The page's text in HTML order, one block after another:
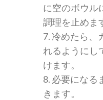
に空のボウル
調理を止めま
7. 冷めたら、
れるようにし
けます。
8. 必要になる
きます。